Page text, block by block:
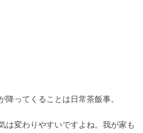
降ってくることは日常茶飯事。
は変わりやすいですよね。我が家も